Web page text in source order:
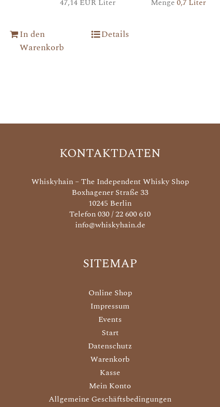
In den
Warenkorb
Details
KONTAKTDATEN
Whiskyhain – The Independent Whisky Shop
Boxhagener Straße 33
10245 Berlin
Telefon 030 / 22 600 610
info@whiskyhain.de
SITEMAP
Online Shop
Impressum
Events
Start
Datenschutz
Warenkorb
Kasse
Mein Konto
Allgemeine Geschäftsbedingungen